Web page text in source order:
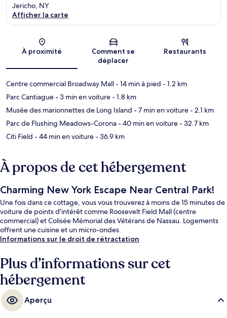
Carte
Jericho, NY
Afficher la carte
À proximité
Comment se
déplacer
Restaurants
Centre commercial Broadway Mall- 14 min à pied - 1.2 km
Parc Cantiague- 3 min en voiture- 1.8 km
Musée des marionnettes de Long Island - 7 min en voiture- 2.1 km
Parc de Flushing Meadows-Corona- 40 min en voiture- 32.7 km
Citi Field - 44 min en voiture- 36.9 km
À propos de cet hébergement
Charming New York Escape Near Central Park!
Une fois dans ce cottage, vous vous trouverez à moins de 15 minutes de
voiture de points d'intérêt comme Roosevelt Field Mall (centre
commercial) et Colisée Mémorial des Vétérans de Nassau. Logements
offrent une cuisine et un micro-ondes.
Informations sur le droit de rétractation
Plus d’informations sur cet
hébergement
Aperçu